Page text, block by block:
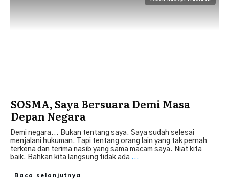
SOSMA, Saya Bersuara Demi Masa
Depan Negara
Demi negara... Bukan tentang saya. Saya sudah selesai
menjalani hukuman. Tapi tentang orang lain yang tak pernah
terkena dan terima nasib yang sama macam saya. Niat kita
baik. Bahkan kita langsung tidak ada ...
Baca selanjutnya